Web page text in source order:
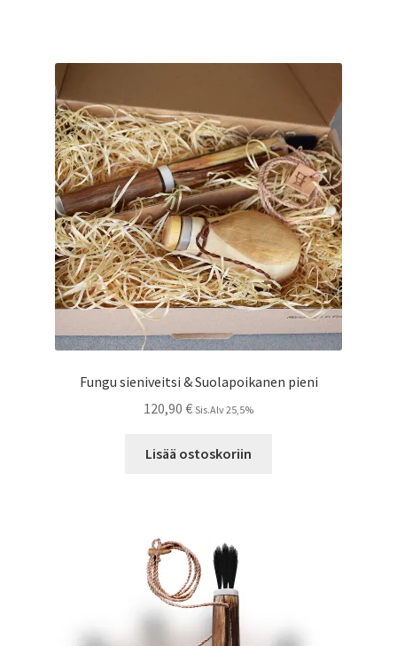
Fungu sieniveitsi & Suolapoikanen pieni
120,90 € Sis.Alv 25,5%
Lisää ostoskoriin